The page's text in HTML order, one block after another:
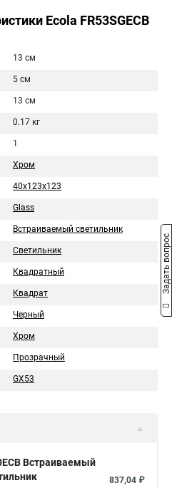
Ecola FR53SGECB
13 см
5 см
13 см
0.17 кг
1
Хром
40x123x123
Glass
Встраиваемый светильник
Светильник
Квадратный
Квадрат
Черный
Хром
Прозрачный
GX53
Встраиваемый
837,04 ₽
Задать вопрос